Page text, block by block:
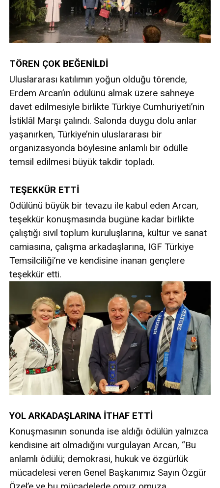
TÖREN ÇOK BEĞENİLDİ
Uluslararası katılımın yoğun olduğu törende,
Erdem Arcan’ın ödülünü almak üzere sahneye
davet edilmesiyle birlikte Türkiye Cumhuriyeti’nin
İstiklâl Marşı çalındı. Salonda duygu dolu anlar
yaşanırken, Türkiye’nin uluslararası bir
organizasyonda böylesine anlamlı bir ödülle
temsil edilmesi büyük takdir topladı.
TEŞEKKÜR ETTİ
Ödülünü büyük bir tevazu ile kabul eden Arcan,
teşekkür konuşmasında bugüne kadar birlikte
çalıştığı sivil toplum kuruluşlarına, kültür ve sanat
camiasına, çalışma arkadaşlarına, IGF Türkiye
Temsilciliği’ne ve kendisine inanan gençlere
teşekkür etti.
YOL ARKADAŞLARINA İTHAF ETTİ
Konuşmasının sonunda ise aldığı ödülün yalnızca
kendisine ait olmadığını vurgulayan Arcan, “Bu
anlamlı ödülü; demokrasi, hukuk ve özgürlük
mücadelesi veren Genel Başkanımız Sayın Özgür